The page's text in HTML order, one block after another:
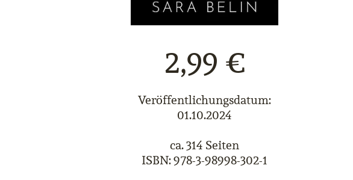
2,99 €
Veröffentlichungsdatum:
01.10.2024
ca. 314 Seiten
ISBN: 978-3-98998-302-1